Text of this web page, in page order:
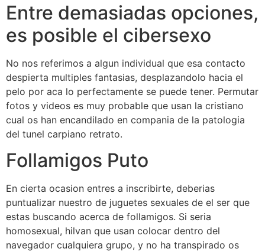
Entre demasiadas opciones,
es posible el cibersexo
No nos referimos a algun individual que esa contacto
despierta multiples fantasias, desplazandolo hacia el
pelo por aca lo perfectamente se puede tener. Permutar
fotos y videos es muy probable que usan la cristiano
cual os han encandilado en compania de la patologi­a
del tunel carpiano retrato.
Follamigos Puto
En cierta ocasion entres a inscribirte, deberias
puntualizar nuestro de juguetes sexuales de el ser que
estas buscando acerca de follamigos. Si seri­a
homosexual, hilvan que usan colocar dentro del
navegador cualquiera grupo, y no ha transpirado os